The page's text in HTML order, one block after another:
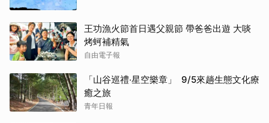
王功漁火節首日遇父親節 帶爸爸出遊 大啖
烤蚵補精氣
自由電子報
「山谷巡禮‧星空樂章」 9/5來趟生態文化療
癒之旅
青年日報